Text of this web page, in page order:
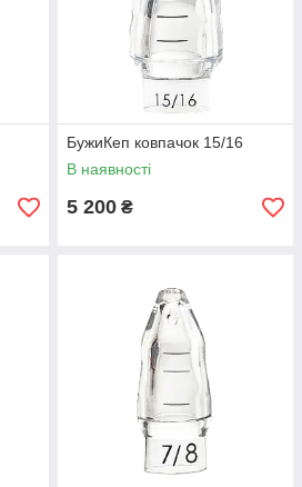
БужиКеп ковпачок 15/16
В наявності
5 200 ₴